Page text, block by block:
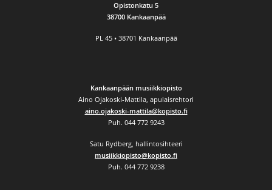
Opistonkatu 5
38700 Kankaanpää
PL 45 • 38701 Kankaanpää
Kankaanpään musiikkiopisto
Aino Ojakoski-Mattila, apulaisrehtori
aino.ojakoski-mattila@kopisto.fi
Puh. 044 772 9243
Satu Rydberg, hallintosihteeri
musiikkiopisto@kopisto.fi
Puh. 044 772 9238